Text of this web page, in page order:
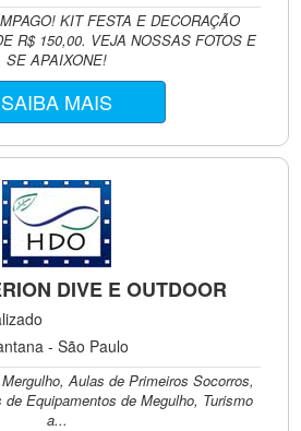
KIT FESTA E DECORAÇÃO
R$ 150,00. VEJA NOSSAS FOTOS E
SE APAIXONE!
SAIBA MAIS
DIVE E OUTDOOR
- São Paulo
Aulas de Primeiros Socorros,
Equipamentos de Megulho, Turismo
a...